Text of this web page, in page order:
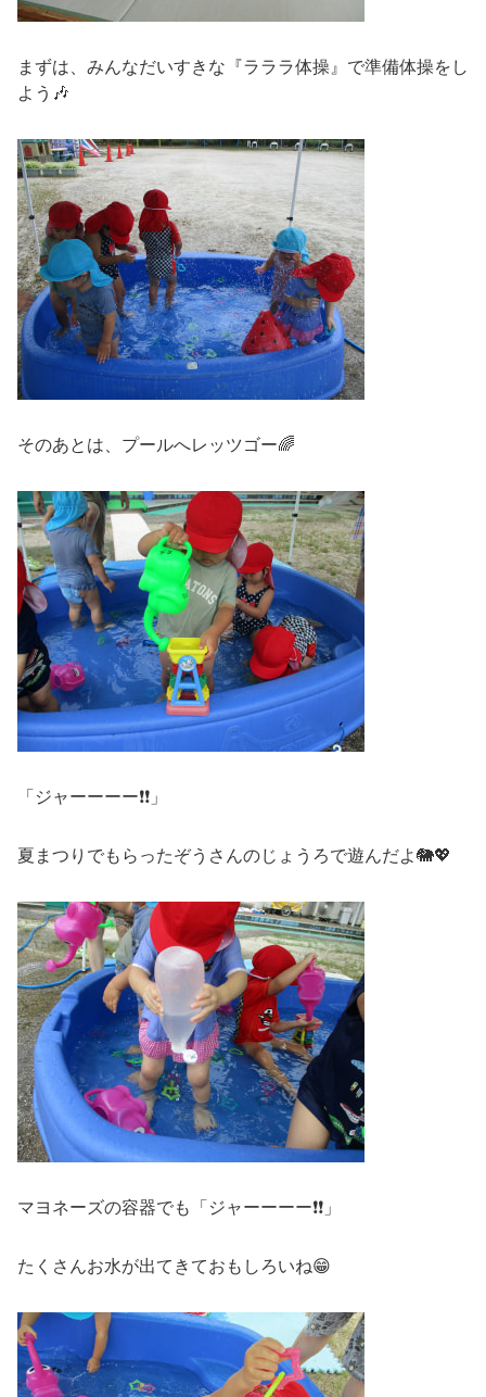
まずは、みんなだいすきな『ラララ体操』で準備体操をし
よう🎶
そのあとは、プールへレッツゴー🌈
「ジャーーーー❗❗」
夏まつりでもらったぞうさんのじょうろで遊んだよ🐘💖
マヨネーズの容器でも「ジャーーーー❗❗」
たくさんお水が出てきておもしろいね😁